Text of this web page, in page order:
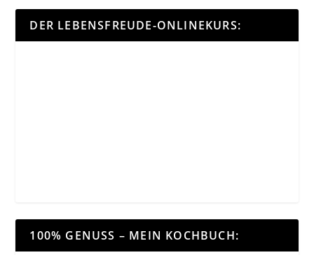
DER LEBENSFREUDE-ONLINEKURS:
100% GENUSS – MEIN KOCHBUCH: